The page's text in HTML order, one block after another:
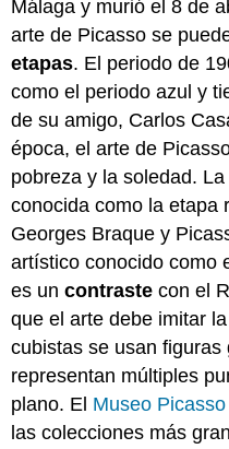
Málaga y murió el 8 de
arte de Picasso se
etapas. El periodo de
como el periodo azul y
de su amigo, Carlos
época, el arte de
pobreza y la soledad.
conocida como la etapa
Georges Braque y
artístico conocido como
es uncontraste con el
que el arte debe imitar
cubistas se usan figuras
representan múltiples
plano. El Museo
las colecciones más